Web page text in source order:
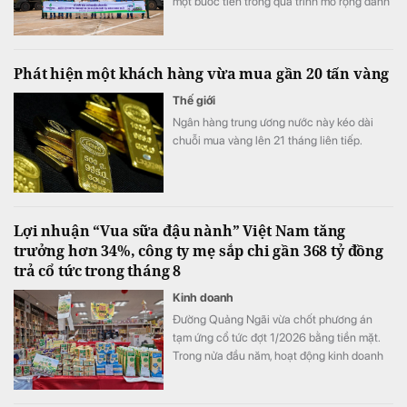
Phát hiện một khách hàng vừa mua gần 20 tấn vàng
Thế giới
Ngân hàng trung ương nước này kéo dài
chuỗi mua vàng lên 21 tháng liên tiếp.
Lợi nhuận “Vua sữa đậu nành” Việt Nam tăng
trưởng hơn 34%, công ty mẹ sắp chi gần 368 tỷ đồng
trả cổ tức trong tháng 8
Kinh doanh
Đường Quảng Ngãi vừa chốt phương án
tạm ứng cổ tức đợt 1/2026 bằng tiền mặt.
Trong nửa đầu năm, hoạt động kinh doanh